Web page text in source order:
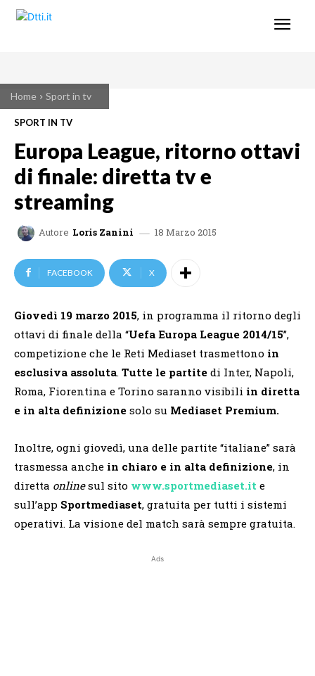
Home Sport in tv
SPORT IN TV
Europa League, ritorno ottavi
di finale: diretta tv e
streaming
Autore Loris Zanini 18 Marzo 2015
FACEBOOK X
Giovedì 19 marzo 2015, in programma il ritorno degli
ottavi di finale della “Uefa Europa League 2014/15”,
competizione che le Reti Mediaset trasmettono in
esclusiva assoluta. Tutte le partite di Inter, Napoli,
Roma, Fiorentina e Torino saranno visibili in diretta
e in alta definizione solo su Mediaset Premium.
Inoltre, ogni giovedì, una delle partite “italiane” sarà
trasmessa anche in chiaro e in alta definizione, in
diretta onlinesul sito www.sportmediaset.it e
sull’app Sportmediaset, gratuita per tutti i sistemi
operativi. La visione del match sarà sempre gratuita.
Ads